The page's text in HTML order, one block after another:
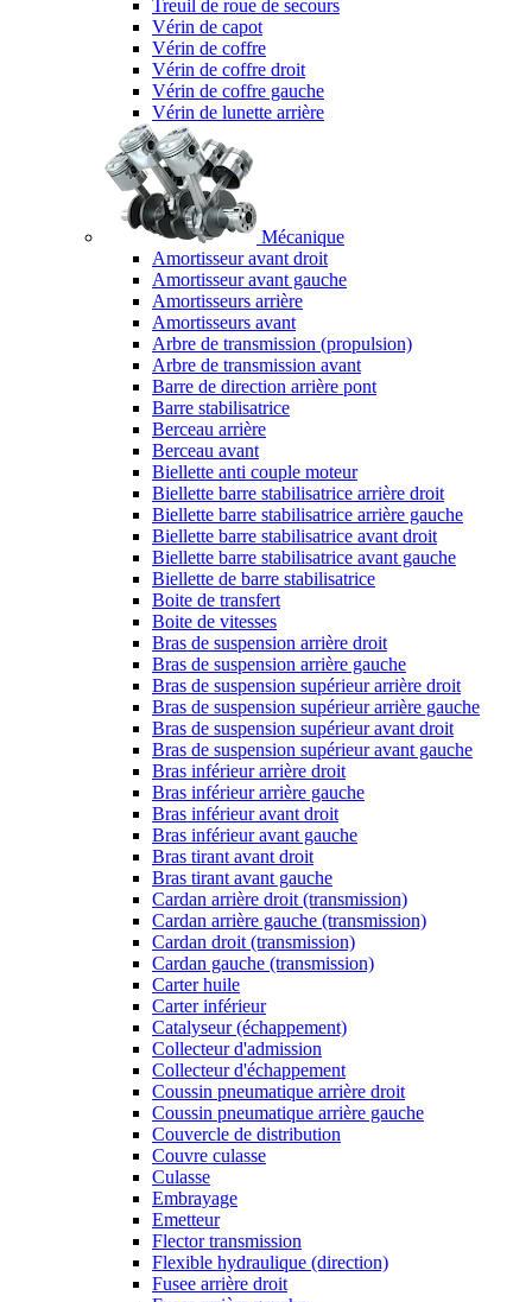
Treuil de roue de secours
Vérin de capot
Vérin de coffre
Vérin de coffre droit
Vérin de coffre gauche
Vérin de lunette arrière
Mécanique
Amortisseur avant droit
Amortisseur avant gauche
Amortisseurs arrière
Amortisseurs avant
Arbre de transmission (propulsion)
Arbre de transmission avant
Barre de direction arrière pont
Barre stabilisatrice
Berceau arrière
Berceau avant
Biellette anti couple moteur
Biellette barre stabilisatrice arrière droit
Biellette barre stabilisatrice arrière gauche
Biellette barre stabilisatrice avant droit
Biellette barre stabilisatrice avant gauche
Biellette de barre stabilisatrice
Boite de transfert
Boite de vitesses
Bras de suspension arrière droit
Bras de suspension arrière gauche
Bras de suspension supérieur arrière droit
Bras de suspension supérieur arrière gauche
Bras de suspension supérieur avant droit
Bras de suspension supérieur avant gauche
Bras inférieur arrière droit
Bras inférieur arrière gauche
Bras inférieur avant droit
Bras inférieur avant gauche
Bras tirant avant droit
Bras tirant avant gauche
Cardan arrière droit (transmission)
Cardan arrière gauche (transmission)
Cardan droit (transmission)
Cardan gauche (transmission)
Carter huile
Carter inférieur
Catalyseur (échappement)
Collecteur d'admission
Collecteur d'échappement
Coussin pneumatique arrière droit
Coussin pneumatique arrière gauche
Couvercle de distribution
Couvre culasse
Culasse
Embrayage
Emetteur
Flector transmission
Flexible hydraulique (direction)
Fusee arrière droit